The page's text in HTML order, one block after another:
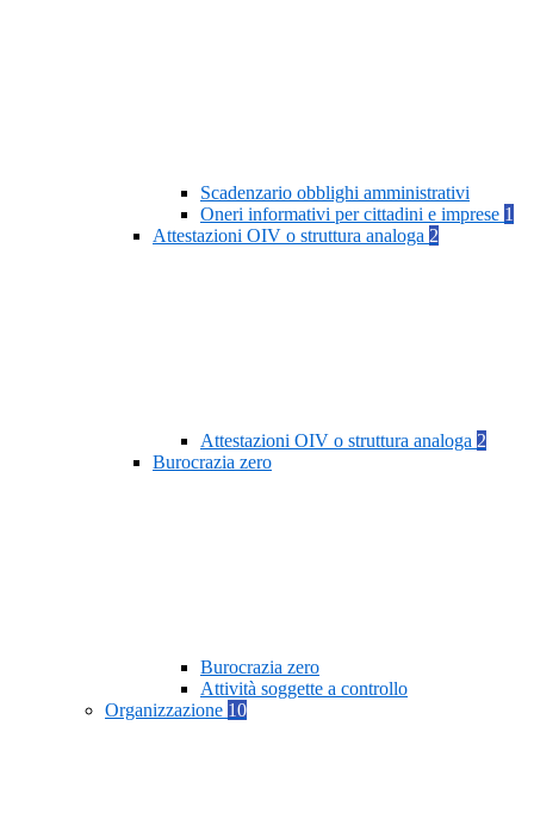
Scadenzario obblighi amministrativi
Oneri informativi per cittadini e imprese 1
Attestazioni OIV o struttura analoga 2
Attestazioni OIV o struttura analoga 2
Burocrazia zero
Burocrazia zero
Attività soggette a controllo
Organizzazione 10